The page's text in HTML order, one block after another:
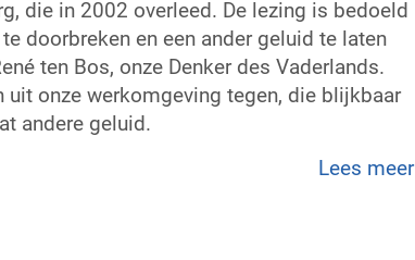
die in 2002 overleed. De lezing is bedoeld
doorbreken en een ander geluid te laten
ten Bos, onze Denker des Vaderlands.
onze werkomgeving tegen, die blijkbaar
andere geluid.
Lees meer